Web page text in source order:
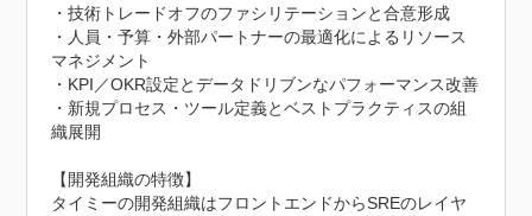
・技術トレードオフのファシリテーションと合意形成
・人員・予算・外部パートナーの最適化によるリソース
マネジメント
・KPI／OKR設定とデータドリブンなパフォーマンス改善
・新規プロセス・ツール定義とベストプラクティスの組
織展開
【開発組織の特徴】
タイミーの開発組織はフロントエンドからSREのレイヤ